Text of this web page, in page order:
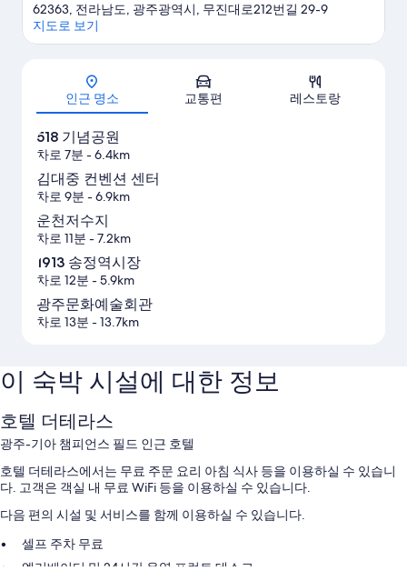
지도
62363, 전라남도, 광주광역시, 무진대로212번길 29-9
지도로 보기
인근 명소 교통편 레스토랑
518 기념공원
차로 7분 - 6.4km
김대중 컨벤션 센터
차로 9분 - 6.9km
운천저수지
차로 11분 - 7.2km
1913 송정역시장
차로 12분 - 5.9km
광주문화예술회관
차로 13분 - 13.7km
이 숙박 시설에 대한 정보
호텔 더테라스
광주-기아 챔피언스 필드 인근 호텔
호텔 더테라스에서는 무료 주문 요리 아침 식사 등을 이용하실 수 있습니
다. 고객은 객실 내 무료 WiFi 등을 이용하실 수 있습니다.
다음 편의 시설 및 서비스를 함께 이용하실 수 있습니다.
셀프 주차 무료
엘리베이터 및 24시간 운영 프런트 데스크